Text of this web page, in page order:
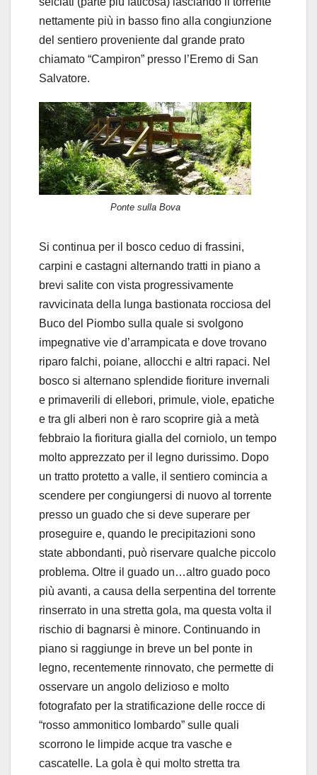
nettamente più in basso fino alla congiunzione
del sentiero proveniente dal grande prato
chiamato “Campiron” presso l’Eremo di San
Salvatore.
Ponte sulla Bova
Si continua per il bosco ceduo di frassini,
carpini e castagni alternando tratti in piano a
brevi salite con vista progressivamente
ravvicinata della lunga bastionata rocciosa del
Buco del Piombo sulla quale si svolgono
impegnative vie d’arrampicata e dove trovano
riparo falchi, poiane, allocchi e altri rapaci. Nel
bosco si alternano splendide fioriture invernali
e primaverili di ellebori, primule, viole, epatiche
e tra gli alberi non è raro scoprire già a metà
febbraio la fioritura gialla del corniolo, un tempo
molto apprezzato per il legno durissimo. Dopo
un tratto protetto a valle, il sentiero comincia a
scendere per congiungersi di nuovo al torrente
presso un guado che si deve superare per
proseguire e, quando le precipitazioni sono
state abbondanti, può riservare qualche piccolo
problema. Oltre il guado un…altro guado poco
più avanti, a causa della serpentina del torrente
rinserrato in una stretta gola, ma questa volta il
rischio di bagnarsi è minore. Continuando in
piano si raggiunge in breve un bel ponte in
legno, recentemente rinnovato, che permette di
osservare un angolo delizioso e molto
fotografato per la stratificazione delle rocce di
“rosso ammonitico lombardo” sulle quali
scorrono le limpide acque tra vasche e
cascatelle. La gola è qui molto stretta tra